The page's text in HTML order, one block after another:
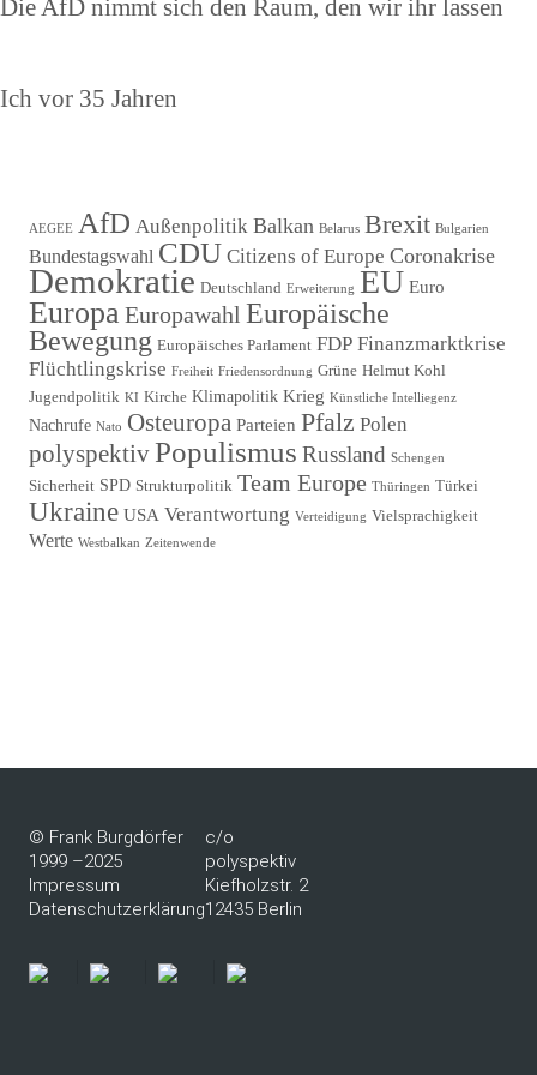
Vorheriger
Die AfD nimmt sich den Raum, den wir ihr lassen
Nächster
Ich vor 35 Jahren
AEGEE AfD Außenpolitik Balkan Belarus Brexit Bulgarien
Bundestagswahl CDU Citizens of Europe Coronakrise
Demokratie Deutschland Erweiterung EU Euro
Europa Europawahl Europäische
Bewegung Europäisches Parlament FDP Finanzmarktkrise
Flüchtlingskrise Freiheit Friedensordnung Grüne Helmut Kohl
Jugendpolitik KI Kirche Klimapolitik Krieg Künstliche Intelliegenz
Nachrufe Nato Osteuropa Parteien Pfalz Polen
polyspektivPopulismus Russland Schengen
Sicherheit SPD Strukturpolitik Team Europe Thüringen Türkei
Ukraine USA Verantwortung Verteidigung Vielsprachigkeit
Werte Westbalkan Zeitenwende
© Frank Burgdörfer
1999 –2025
Impressum
Datenschutzerklärung
c/o
polyspektiv
Kiefholzstr. 2
12435 Berlin